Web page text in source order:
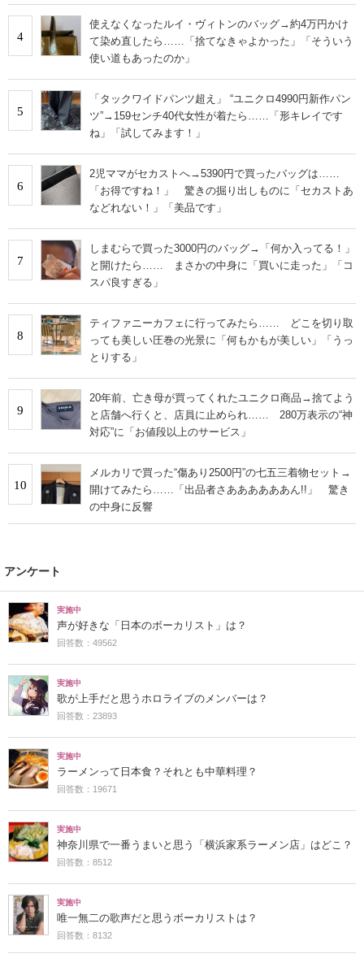
4
使えなくなったルイ・ヴィトンのバッグ→約4万円かけ
て染め直したら……「捨てなきゃよかった」「そういう
使い道もあったのか」
5
「タックワイドパンツ超え」 “ユニクロ4990円新作パン
ツ”→159センチ40代女性が着たら……「形キレイです
ね」「試してみます！」
6
2児ママがセカストへ→5390円で買ったバッグは……
「お得ですね！」 驚きの掘り出しものに「セカストあ
などれない！」「美品です」
7
しまむらで買った3000円のバッグ→「何か入ってる！」
と開けたら…… まさかの中身に「買いに走った」「コ
スパ良すぎる」
8
ティファニーカフェに行ってみたら…… どこを切り取
っても美しい圧巻の光景に「何もかもが美しい」「うっ
とりする」
9
20年前、亡き母が買ってくれたユニクロ商品→捨てよう
と店舗へ行くと、店員に止められ…… 280万表示の“神
対応”に「お値段以上のサービス」
10
メルカリで買った“傷あり2500円”の七五三着物セット→
開けてみたら……「出品者さああああああん!!」 驚き
の中身に反響
アンケート
実施中
声が好きな「日本のボーカリスト」は？
回答数：49562
実施中
歌が上手だと思うホロライブのメンバーは？
回答数：23893
実施中
ラーメンって日本食？それとも中華料理？
回答数：19671
実施中
神奈川県で一番うまいと思う「横浜家系ラーメン店」はどこ？
回答数：8512
実施中
唯一無二の歌声だと思うボーカリストは？
回答数：8132